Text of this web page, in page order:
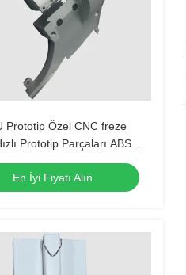
Prototip Özel CNC freze
Prototip Parçaları ABS PC
En İyi Fiyatı Alın